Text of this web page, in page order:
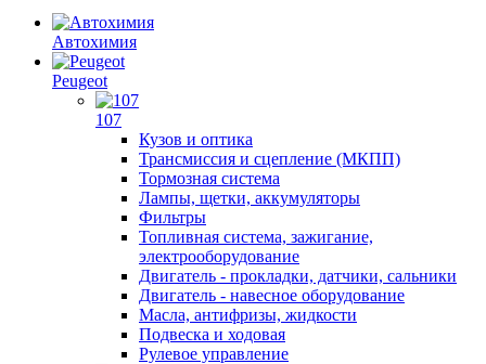
Автохимия
Peugeot
107
Кузов и оптика
Трансмиссия и сцепление (МКПП)
Тормозная система
Лампы, щетки, аккумуляторы
Фильтры
Топливная система, зажигание,
электрооборудование
Двигатель - прокладки, датчики, сальники
Двигатель - навесное оборудование
Масла, антифризы, жидкости
Подвеска и ходовая
Рулевое управление